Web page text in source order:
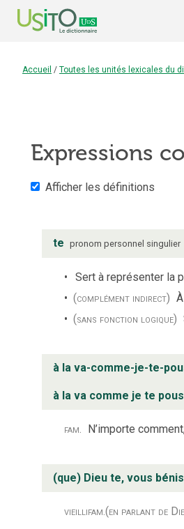
Accueil / Toutes les unités lexicales du
Expressions
Afficher les définitions
te pronom personnel singulier
Sert à représenter la
(complément indirect)
(sans fonction logique)
à la va-comme-je-te-
à la va comme je te
fam. N’importe
(que) Dieu te, vous
vieillifam.(en parlant de